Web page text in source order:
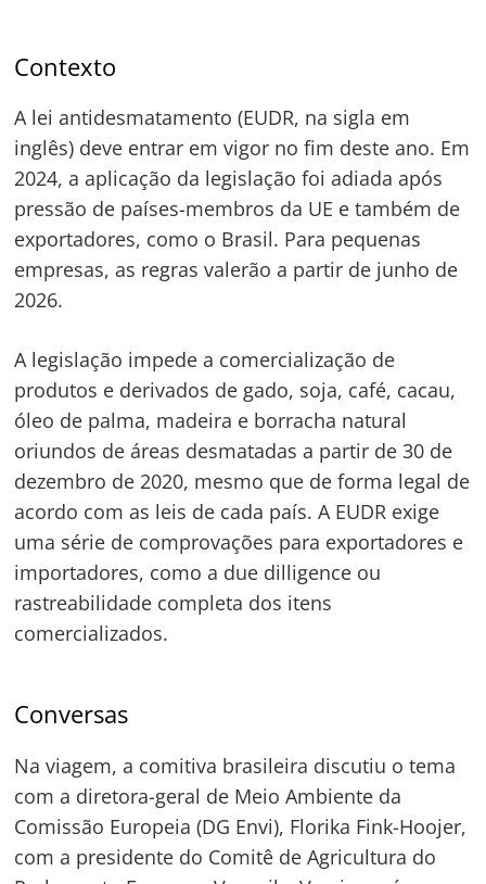
Contexto
A lei antidesmatamento (EUDR, na sigla em
inglês) deve entrar em vigor no fim deste ano. Em
2024, a aplicação da legislação foi adiada após
pressão de países-membros da UE e também de
exportadores, como o Brasil. Para pequenas
empresas, as regras valerão a partir de junho de
2026.
A legislação impede a comercialização de
produtos e derivados de gado, soja, café, cacau,
óleo de palma, madeira e borracha natural
oriundos de áreas desmatadas a partir de 30 de
dezembro de 2020, mesmo que de forma legal de
acordo com as leis de cada país. A EUDR exige
uma série de comprovações para exportadores e
importadores, como a due dilligence ou
rastreabilidade completa dos itens
comercializados.
Conversas
Na viagem, a comitiva brasileira discutiu o tema
com a diretora-geral de Meio Ambiente da
Comissão Europeia (DG Envi), Florika Fink-Hoojer,
com a presidente do Comitê de Agricultura do